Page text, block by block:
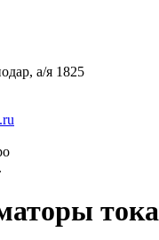
а/я 1825
тока